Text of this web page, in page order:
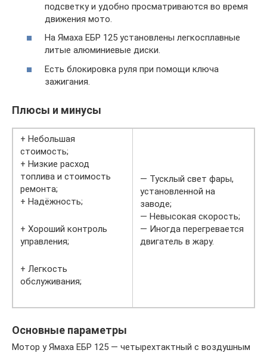
подсветку и удобно просматриваются во время
движения мото.
На Ямаха ЕБР 125 установлены легкосплавные
литые алюминиевые диски.
Есть блокировка руля при помощи ключа
зажигания.
Плюсы и минусы
+ Небольшая
стоимость;
+ Низкие расход
топлива и стоимость
ремонта;
+ Надёжность;
+ Хороший контроль
управления;
+ Легкость
обслуживания;
— Тусклый свет фары,
установленной на
заводе;
— Невысокая скорость;
— Иногда перегревается
двигатель в жару.
Основные параметры
Мотор у Ямаха ЕБР 125 — четырехтактный с воздушным